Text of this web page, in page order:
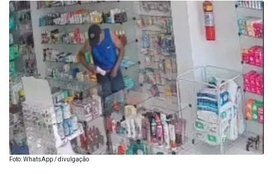
Foto: WhatsApp / divulgação